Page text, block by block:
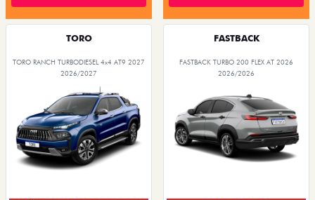
TORO
TORO RANCH TURBODIESEL 4x4 AT9 2027
2026/2027
FASTBACK
FASTBACK TURBO 200 FLEX AT 2026
2026/2026